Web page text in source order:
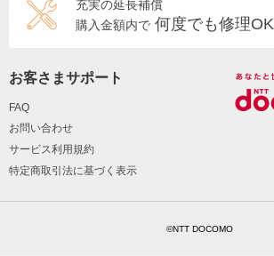
充実の延長補償
購入金額内で 何度でも修理OK
お客さまサポート
FAQ
お問い合わせ
サービス利用規約
特定商取引法に基づく表示
©NTT DOCOMO